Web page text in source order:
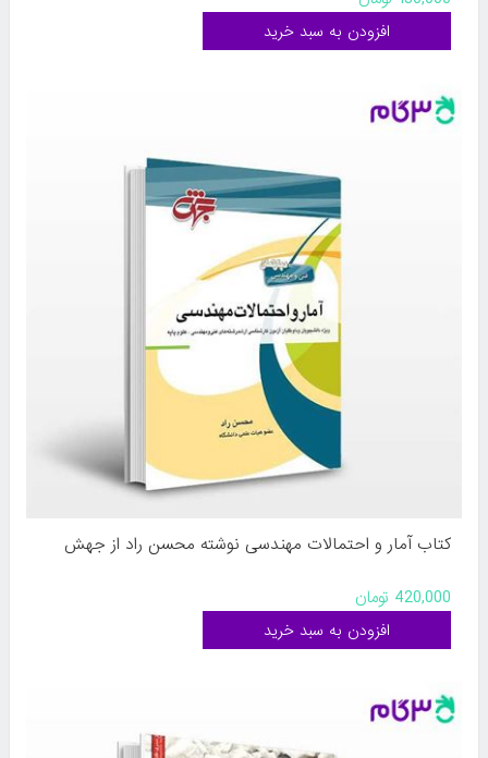
کتاب آمار و احتمالات مهندسی نوشته محسن راد از جهش
420,000 تومان